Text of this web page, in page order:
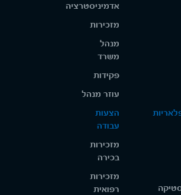
אדמיניסטרציה
מזכירות
מנהל
משרד
פקידות
עוזר מנהל
הצעות
עבודה
מזכירות
בכירה
מזכירות
רפואית